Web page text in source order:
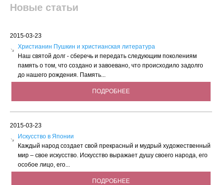
Новые статьи
2015-03-23
Христианин Пушкин и христианская литература
Наш святой долг - сберечь и передать следующим поколениям
память о том, что создано и завоевано, что происходило задолго
до нашего рождения. Память...
ПОДРОБНЕЕ
2015-03-23
Искусство в Японии
Каждый народ создает свой прекрасный и мудрый художественный
мир – свое искусство. Искусство выражает душу своего народа, его
особое лицо, его...
ПОДРОБНЕЕ